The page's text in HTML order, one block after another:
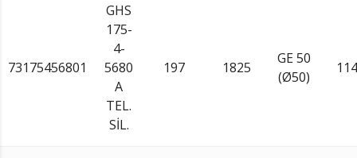
73175456801
GHS
175-
4-
5680
A
TEL.
SİL.
197 1825
GE 50
(Ø50)
114